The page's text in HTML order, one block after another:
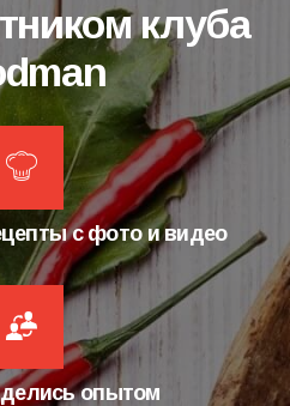
клуба
с фото и видео
опытом